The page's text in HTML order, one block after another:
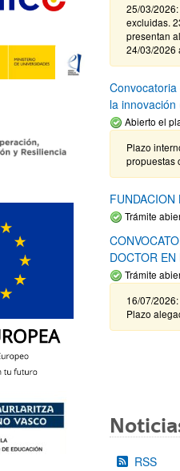
25/03/
excluidas.
presentan
24/03/2026
la
Abierto el
Plazo
propuestas
Trámite
DOCTOR
Trámite
16/07/
Plazo
RSS